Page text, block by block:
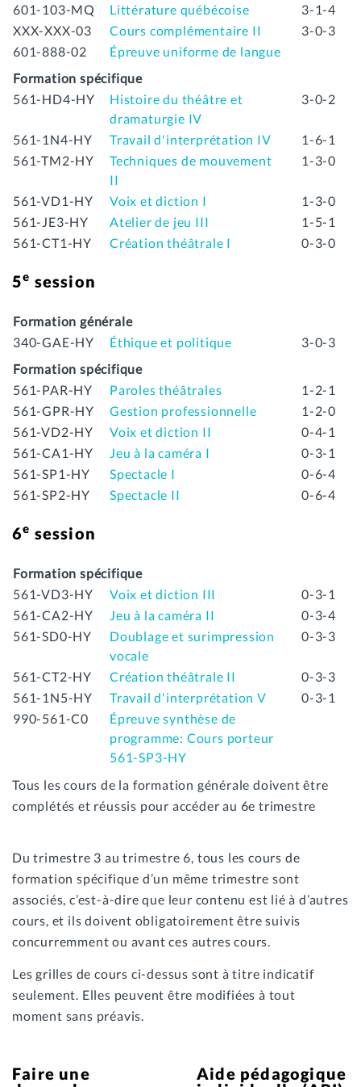
601-103-MQ
Littérature québécoise
3-1-4
XXX-XXX-03
Cours complémentaire II
3-0-3
601-888-02
Épreuve uniforme de langue
Formation spécifique
561-HD4-HY
Histoire du théâtre et
dramaturgie IV
3-0-2
561-1N4-HY Travail d'interprétation IV
1-6-1
561-TM2-HY
Techniques de mouvement
II
1-3-0
561-VD1-HY Voix et diction I
1-3-0
561-JE3-HY
Atelier de jeu III
1-5-1
561-CT1-HY
Création théâtrale I 0-3-0
5e session
Formation générale
340-GAE-HY
Éthique et politique
3-0-3
Formation spécifique
561-PAR-HY
Paroles théâtrales
1-2-1
561-GPR-HY
Gestion professionnelle
1-2-0
561-VD2-HY
Voix et diction II
0-4-1
561-CA1-HY
Jeu à la caméra I
0-3-1
561-SP1-HY
Spectacle I
0-6-4
561-SP2-HY
Spectacle II 0-6-4
6e session
Formation spécifique
561-VD3-HY
Voix et diction III
0-3-1
561-CA2-HY
Jeu à la caméra II
0-3-4
561-SD0-HY
Doublage et surimpression
vocale
0-3-3
561-CT2-HY Création théâtrale II
0-3-3
561-1N5-HY
Travail d'interprétation V
0-3-1
990-561-C0
Épreuve synthèse de
programme: Cours porteur
561-SP3-HY
Tous les cours de la formation générale doivent être
complétés et réussis pour accéder au 6e trimestre
Du trimestre 3 au trimestre 6, tous les cours de
formation spécifique d’un même trimestre sont
associés, c’est-à-dire que leur contenu est lié à d’autres
cours, et ils doivent obligatoirement être suivis
concurremment ou avant ces autres cours.
Les grilles de cours ci-dessus sont à titre indicatif
seulement. Elles peuvent être modifiées à tout
moment sans préavis.
Faire une
Aide pédagogique